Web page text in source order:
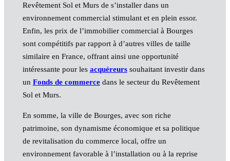
Revêtement Sol et Murs de s’installer dans un
environnement commercial stimulant et en plein essor.
Enfin, les prix de l’immobilier commercial à Bourges
sont compétitifs par rapport à d’autres villes de taille
similaire en France, offrant ainsi une opportunité
intéressante pour les acquéreurssouhaitant investir dans
un Fonds de commercedans le secteur du Revêtement
Sol et Murs.
En somme, la ville de Bourges, avec son riche
patrimoine, son dynamisme économique et sa politique
de revitalisation du commerce local, offre un
environnement favorable à l’installation ou à la reprise